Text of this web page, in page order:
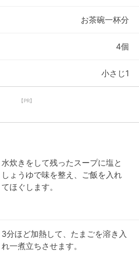
お茶碗一杯分
4個
小さじ1
【PR】
水炊きをして残ったスープに塩と
しょうゆで味を整え、ご飯を入れ
てほぐします。
3分ほど加熱して、たまごを溶き入
れ一煮立ちさせます。